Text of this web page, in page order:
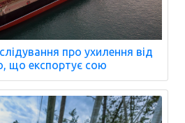
про ухилення від
що експортує сою